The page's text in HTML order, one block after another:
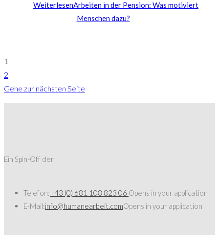
WeiterlesenArbeiten in der Pension: Was motiviert
Menschen dazu?
1
2
Gehe zur nächsten Seite
Ein Spin-Off der
Telefon:+43 (0) 681 108 823 06 Opens in your application
E-Mail:info@humanearbeit.comOpens in your application